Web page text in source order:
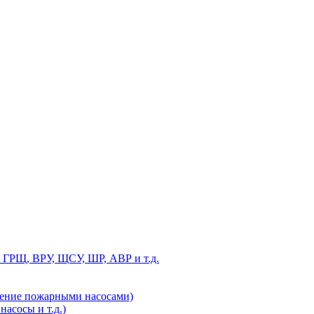
ГРЩ, ВРУ, ЩСУ, ШР, АВР и т.д.
пожарными насосами)
и т.д.)